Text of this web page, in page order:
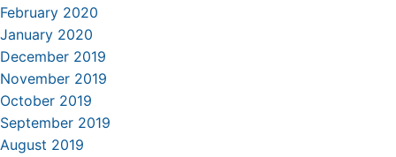
February 2020
January 2020
December 2019
November 2019
October 2019
September 2019
August 2019